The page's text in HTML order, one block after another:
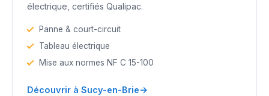
électrique, certifiés Qualipac.
Panne & court-circuit
Tableau électrique
Mise aux normes NF C 15-100
Découvrir à Sucy-en-Brie→